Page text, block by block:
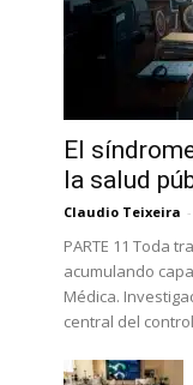
El
la salud
Claudio Teixeira -
PARTE 11 Toda
acumulando
Médica.
central del